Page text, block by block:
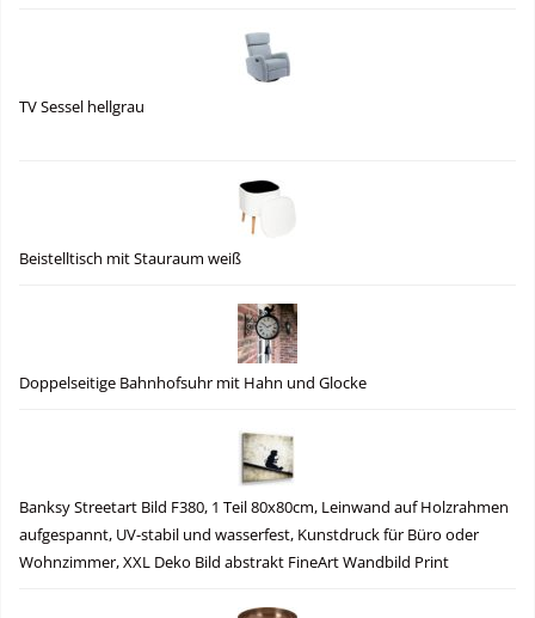
TV Sessel hellgrau
Beistelltisch mit Stauraum weiß
Doppelseitige Bahnhofsuhr mit Hahn und Glocke
Banksy Streetart Bild F380, 1 Teil 80x80cm, Leinwand auf Holzrahmen
aufgespannt, UV-stabil und wasserfest, Kunstdruck für Büro oder
Wohnzimmer, XXL Deko Bild abstrakt FineArt Wandbild Print